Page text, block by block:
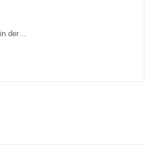
in der…